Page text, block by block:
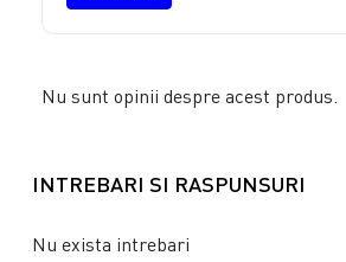
Nu sunt opinii despre acest produs.
INTREBARI SI RASPUNSURI
Nu exista intrebari